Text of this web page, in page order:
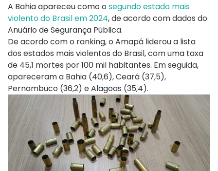
A Bahia apareceu como o segundo estado mais
violento do Brasil em 2024, de acordo com dados do
Anuário de Segurança Pública.
De acordo com o ranking, o Amapá liderou a lista
dos estados mais violentos do Brasil, com uma taxa
de 45,1 mortes por 100 mil habitantes. Em seguida,
apareceram a Bahia (40,6), Ceará (37,5),
Pernambuco (36,2) e Alagoas (35,4).